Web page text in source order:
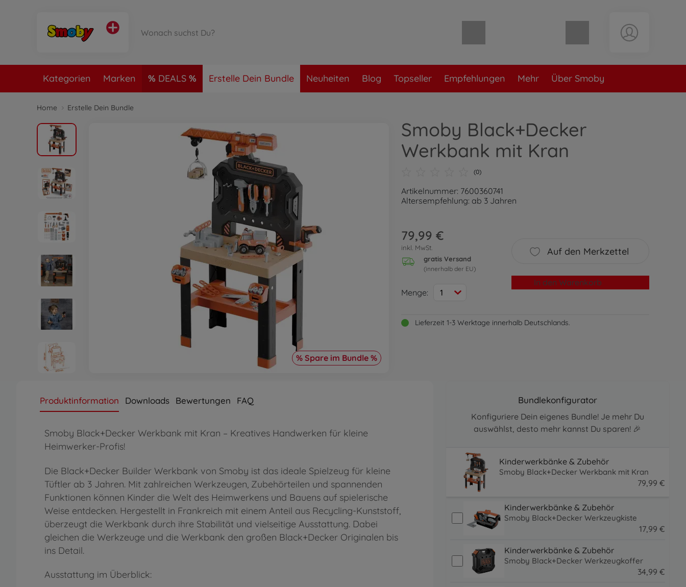
Warenkorb leer
Kategorien Marken DEALS Erstelle Dein Bundle Neuheiten Blog Topseller Empfehlungen Mehr Über Smoby
Home Erstelle Dein Bundle
% Spare im Bundle %
Smoby Black+Decker
Werkbank mit Kran
(0)
Artikelnummer: 7600360741
Altersempfehlung: ab 3 Jahren
79,99 €
inkl. MwSt.
gratis Versand
(innerhalb der EU)
Menge: 1
Auf den Merkzettel
In den Warenkorb
Lieferzeit 1-3 Werktage innerhalb Deutschlands.
Produktinformation Downloads Bewertungen FAQ
Smoby Black+Decker Werkbank mit Kran – Kreatives Handwerken für kleine
Heimwerker-Profis!
Die Black+Decker Builder Werkbank von Smoby ist das ideale Spielzeug für kleine
Tüftler ab 3 Jahren. Mit zahlreichen Werkzeugen, Zubehörteilen und spannenden
Funktionen können Kinder die Welt des Heimwerkens und Bauens auf spielerische
Weise entdecken. Hergestellt in Frankreich mit einem Anteil aus Recycling-Kunststoff,
überzeugt die Werkbank durch ihre Stabilität und vielseitige Ausstattung. Dabei
gleichen die Werkzeuge und die Werkbank den großen Black+Decker Originalen bis
ins Detail.
Ausstattung im Überblick:
Bundlekonfigurator
Konfiguriere Dein eigenes Bundle! Je mehr Du
auswählst, desto mehr kannst Du sparen! 🎉
Kinderwerkbänke & Zubehör
Smoby Black+Decker Werkbank mit Kran
79,99 €
Kinderwerkbänke & Zubehör
Smoby Black+Decker Werkzeugkiste
17,99 €
Kinderwerkbänke & Zubehör
Smoby Black+Decker Werkzeugkoffer
34 99 €